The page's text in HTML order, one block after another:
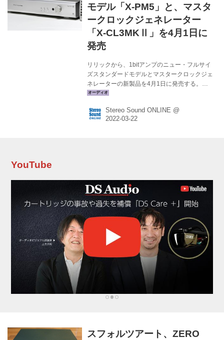
モデル「X-PM5」と、マスタ
ークロックジェネレーター
「X-CL3MKⅡ」を4月1日に
発売
リリックから、1bitアンプのニュー・フルサイ
ズスタンダードモデルとマスタークロックジェ
ネレーターの新製品を4月1日に発売する。
●1bitプリメインアンプ X-PM5 ￥220,000（税
ジェネレーター X-CL3MKⅡ ￥176,000（税
込） X-PM5は、Fundamental/Nmode社のサウ
イナミックレンジ、より...
Stereo Sound ONLINE @
YouTube
スフォルツアート、ZERO